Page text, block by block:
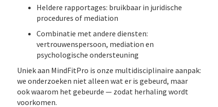
Heldere rapportages: bruikbaar in juridische
procedures of mediation
Combinatie met andere diensten:
vertrouwenspersoon, mediation en
psychologische ondersteuning
Uniek aan MindFitPro is onze multidisciplinaire aanpak:
we onderzoeken niet alleen wat er is gebeurd, maar
ook waarom het gebeurde — zodat herhaling wordt
voorkomen.